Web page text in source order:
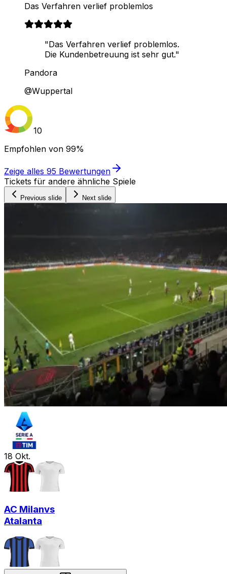
Das Verfahren verlief problemlos
"Das Verfahren verlief problemlos.
Die Kundenbetreuung ist sehr gut."
Pandora
@Wuppertal
10
Empfohlen von 99%
Zeige alles 95 Bewertungen
Tickets für andere ähnliche Spiele
Previous slide Next slide
18 Okt.
AC Milanvs
Atalanta